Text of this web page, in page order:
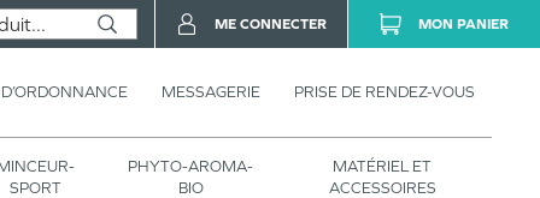
MESSAGERIE PRISE DE RENDEZ-VOUS
SPORT
PHYTO-AROMA-
BIO
MATÉRIEL ET
ACCESSOIRES
ME CONNECTER MON PANIER